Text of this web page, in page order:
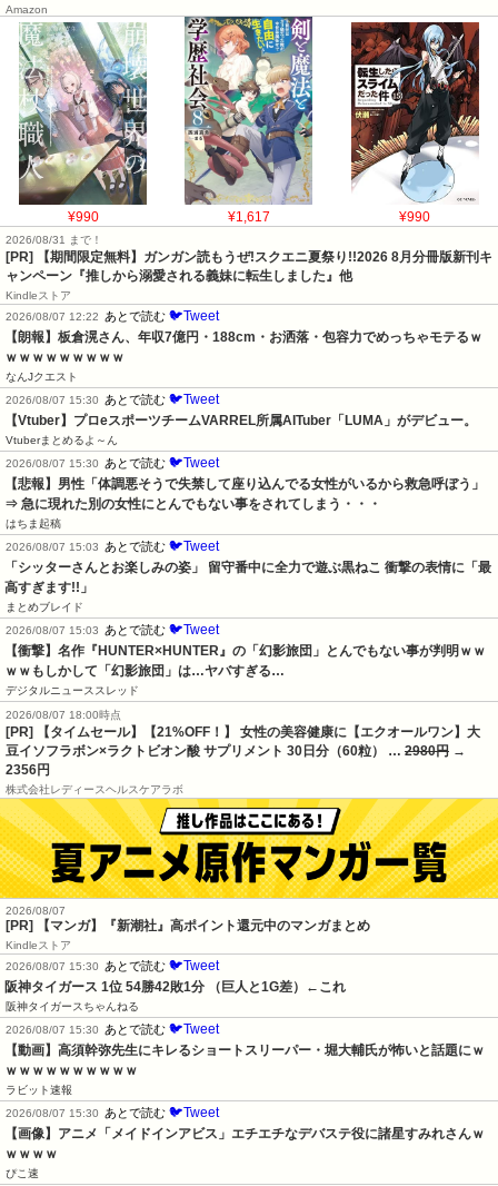
Amazon
¥990 ¥1,617 ¥990
2026/08/31 まで！
[PR] 【期間限定無料】ガンガン読もうぜ!スクエニ夏祭り!!2026 8月分冊版新刊キ
ャンペーン『推しから溺愛される義妹に転生しました』他
Kindleストア
2026/08/07 12:22
あとで読む 🐦Tweet
【朗報】板倉滉さん、年収7億円・188cm・お洒落・包容力でめっちゃモテるｗ
ｗｗｗｗｗｗｗｗｗ
なんJクエスト
2026/08/07 15:30
あとで読む 🐦Tweet
【Vtuber】プロeスポーツチームVARREL所属AITuber「LUMA」がデビュー。
Vtuberまとめるよ～ん
2026/08/07 15:30
あとで読む 🐦Tweet
【悲報】男性「体調悪そうで失禁して座り込んでる女性がいるから救急呼ぼう」
⇒ 急に現れた別の女性にとんでもない事をされてしまう・・・
はちま起稿
2026/08/07 15:03
あとで読む 🐦Tweet
「シッターさんとお楽しみの姿」 留守番中に全力で遊ぶ黒ねこ 衝撃の表情に「最
高すぎます!!」
まとめブレイド
2026/08/07 15:03
あとで読む 🐦Tweet
【衝撃】名作『HUNTER×HUNTER』の「幻影旅団」とんでもない事が判明ｗｗ
ｗｗもしかして「幻影旅団」は…ヤバすぎる…
デジタルニューススレッド
2026/08/07 18:00時点
[PR] 【タイムセール】【21%OFF！】 女性の美容健康に【エクオールワン】大
豆イソフラボン×ラクトビオン酸 サプリメント 30日分（60粒） … 2980円 →
2356円
株式会社レディースヘルスケアラボ
2026/08/07
[PR] 【マンガ】『新潮社』高ポイント還元中のマンガまとめ
Kindleストア
2026/08/07 15:30
あとで読む 🐦Tweet
阪神タイガース 1位 54勝42敗1分 （巨人と1G差）←これ
阪神タイガースちゃんねる
2026/08/07 15:30
あとで読む 🐦Tweet
【動画】高須幹弥先生にキレるショートスリーパー・堀大輔氏が怖いと話題にｗ
ｗｗｗｗｗｗｗｗｗｗ
ラビット速報
2026/08/07 15:30
あとで読む 🐦Tweet
【画像】アニメ「メイドインアビス」エチエチなデバステ役に諸星すみれさんｗ
ｗｗｗｗ
ぴこ速